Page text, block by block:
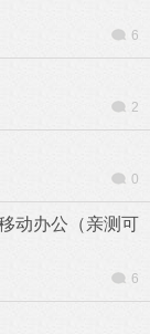
6
2
0
动办公（亲测可
6